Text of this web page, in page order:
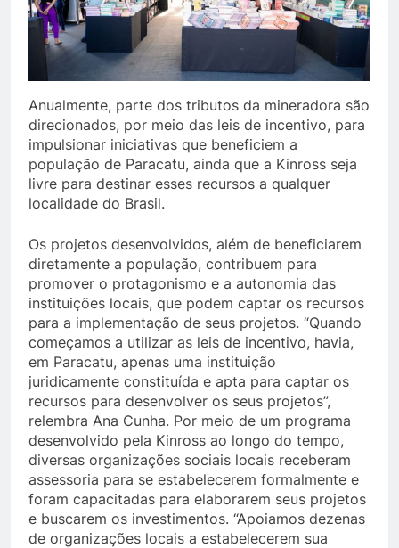
Anualmente, parte dos tributos da mineradora são
direcionados, por meio das leis de incentivo, para
impulsionar iniciativas que beneficiem a
população de Paracatu, ainda que a Kinross seja
livre para destinar esses recursos a qualquer
localidade do Brasil.
Os projetos desenvolvidos, além de beneficiarem
diretamente a população, contribuem para
promover o protagonismo e a autonomia das
instituições locais, que podem captar os recursos
para a implementação de seus projetos. “Quando
começamos a utilizar as leis de incentivo, havia,
em Paracatu, apenas uma instituição
juridicamente constituída e apta para captar os
recursos para desenvolver os seus projetos”,
relembra Ana Cunha. Por meio de um programa
desenvolvido pela Kinross ao longo do tempo,
diversas organizações sociais locais receberam
assessoria para se estabelecerem formalmente e
foram capacitadas para elaborarem seus projetos
e buscarem os investimentos. “Apoiamos dezenas
de organizações locais a estabelecerem sua